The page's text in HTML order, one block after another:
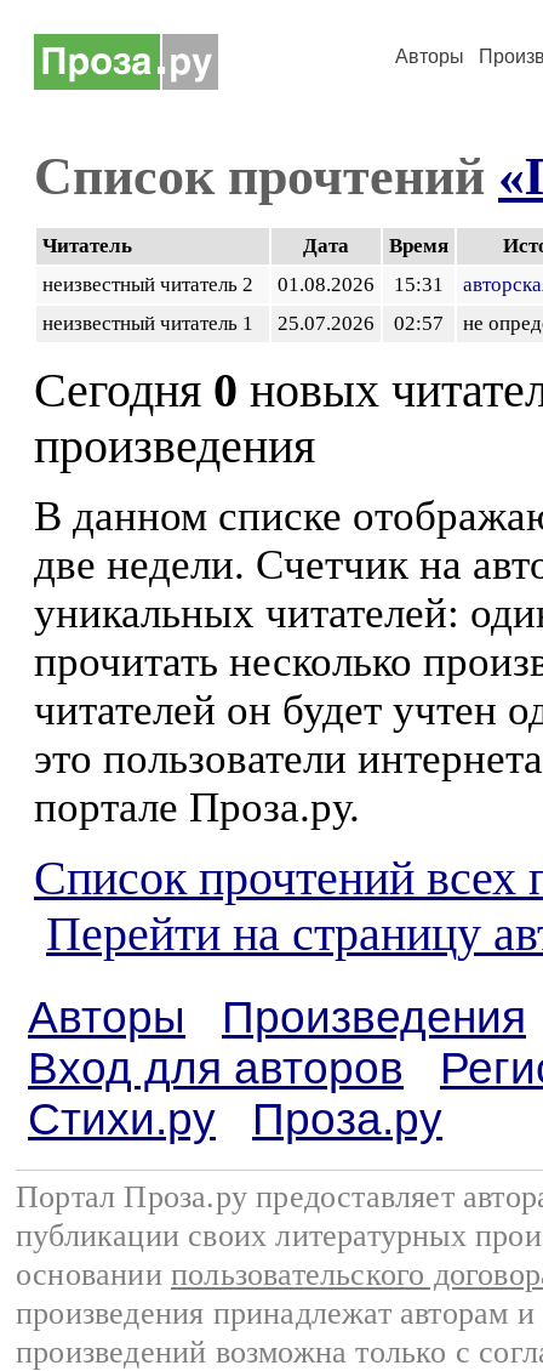
Авторы
Список прочтений
Читатель Дата Время
неизвестный читатель 2
01.08.2026 15:31
неизвестный читатель 1
25.07.2026 02:57 не
Сегодня 0 новых
произведения
В данном списке
две недели. Счетчик на
уникальных читателей:
прочитать несколько
читателей он будет учтен
это пользователи
портале Проза.ру.
Список прочтений всех
Перейти на страницу
Авторы
Произведения
Вход для авторов
Стихи.ру
Проза.ру
Портал Проза.ру предоставляет
публикации своих литературных
основании пользовательского
произведения принадлежат авторам
произведений возможна только с